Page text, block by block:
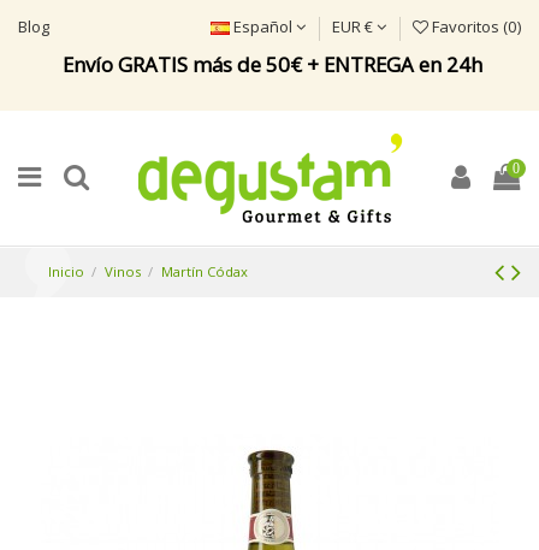
Blog
Envío GRATIS más de 50€ + ENTREGA en 24h
Español EUR € Favoritos (0)
0
Inicio Vinos Martín Códax